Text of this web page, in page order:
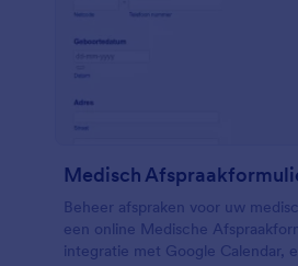
Medisch
Beheer afspraken voor uw
een online Medische
integratie met Google Calendar,